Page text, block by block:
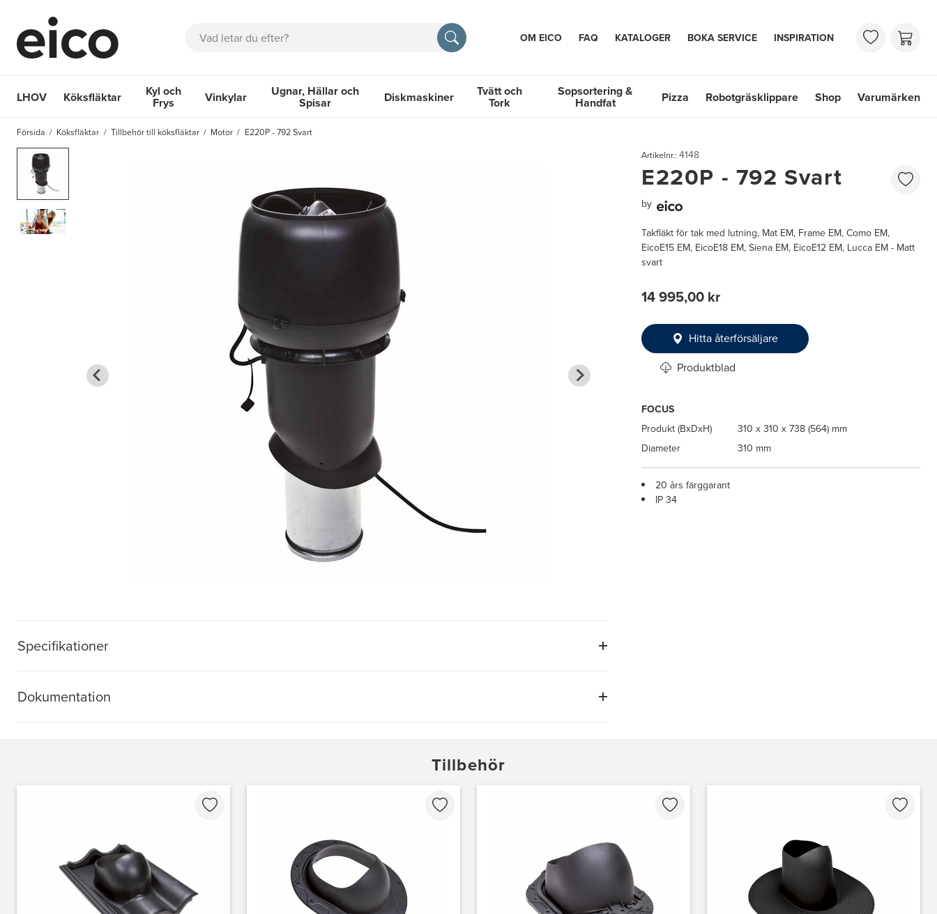
Sök OM EICO FAQ KATALOGER BOKA SERVICE INSPIRATION
LHOV Köksfläktar
Köksfläktar
Kyl och
Frys
Kyl och Frys
Vinkylar
Vinkylar
Ugnar, Hällar och
Spisar
Ugnar, Hällar och Spisar
Diskmaskiner Tvätt och
Tork
Sopsortering &
Handfat Pizza Robotgräsklippare Shop Varumärken
Försida Köksfläktar Tillbehör till köksfläktar Motor E220P - 792 Svart
Specifikationer
Dokumentation
Artikelnr.: 4148
E220P - 792 Svart
by
Takfläkt för tak med lutning, Mat EM, Frame EM, Como EM,
EicoE15 EM, EicoE18 EM, Siena EM, EicoE12 EM, Lucca EM - Matt
svart
14 995,00 kr
Hitta återförsäljare
Produktblad
FOCUS
Produkt (BxDxH)
310 x 310 x 738 (564) mm
Diameter
310 mm
20 års färggarant
IP 34
Tillbehör